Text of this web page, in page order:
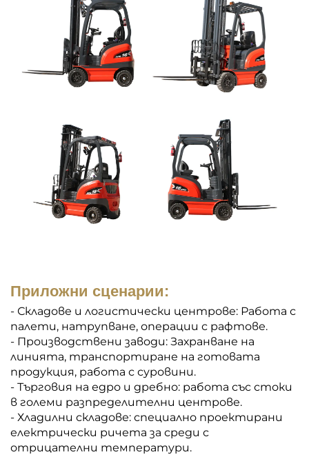
Приложни сценарии:
- Складове и логистически центрове: Работа с
палети, натрупване, операции с рафтове.
- Производствени заводи: Захранване на
линията, транспортиране на готовата
продукция, работа с суровини.
- Търговия на едро и дребно: работа със стоки
в големи разпределителни центрове.
- Хладилни складове: специално проектирани
електрически ричета за среди с
отрицателни температури.